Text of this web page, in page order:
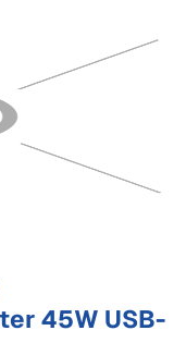
45W USB-